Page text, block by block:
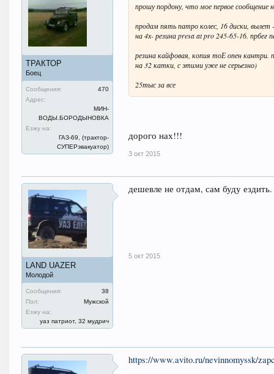
ТРАКТОР
Боец
Сообщения:
470
Адрес:
МИН-
ВОДЫ.БОРОДЫНОВКА
Езжу на:
ГАЗ-69, (трактор-
СУПЕРэвакуатор)
прошу пордону, что мое первое сообщение
продам пять патро колес, 16 диски,
на 4х- резина presa at pro 245-65-16.
резина кайфовая, копия тоЕ опен кантри.
на 32 катки, с этими уже не серьезно)
25тыс за все
дорого нах!!!
3 окт 2015
LAND UAZER
Молодой
Сообщения:
38
Пол:
Мужской
Езжу на:
уаз патриот, 32 мудрич
дешевле не отдам, сам буду
5 окт 2015
https://www.avito.ru/nevinnomyssk/